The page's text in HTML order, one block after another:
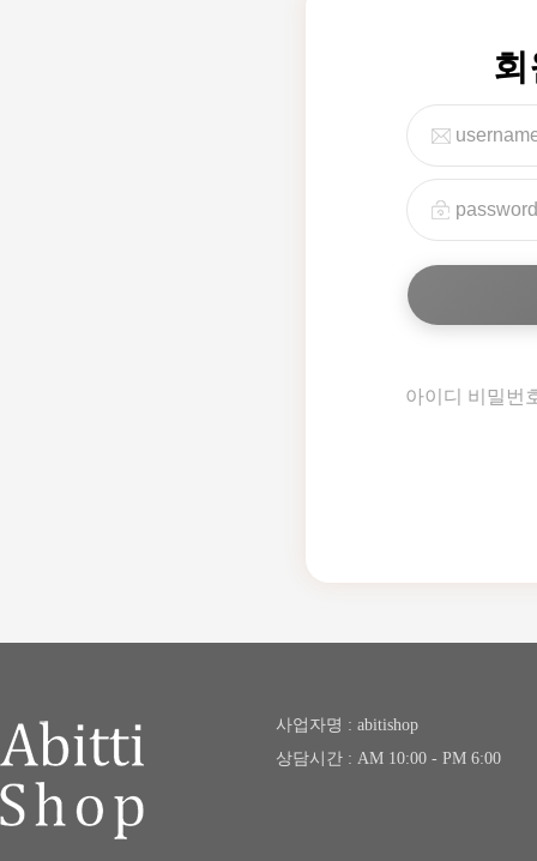
아이디 비밀번
사업자명 : abitishop
상담시간 : AM 10:00 - PM 6:00